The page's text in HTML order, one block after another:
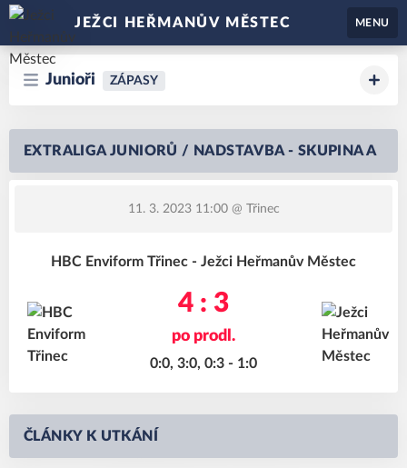
JEŽCI HEŘMANŮV MĚSTEC MENU
Junioři ZÁPASY
EXTRALIGA JUNIORŮ / NADSTAVBA - SKUPINA A
11. 3. 2023 11:00@ Třinec
HBC Enviform Třinec - Ježci Heřmanův Městec
4 : 3
po prodl.
0:0, 3:0, 0:3 - 1:0
ČLÁNKY K UTKÁNÍ